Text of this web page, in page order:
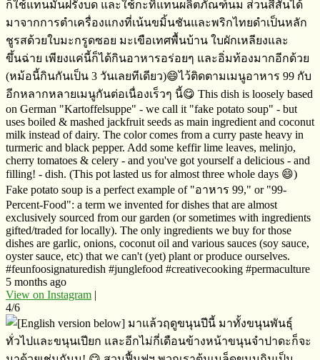
ก็ใช้แทนมันฝรั่ง​บด และใช้กะทิแทนผลิตภัณฑ์​นม​ ส่วนสีสันได้
มาจากการตำเครื่องแกงที่เน้นขมิ้นชันและพริกไทยดำ​เป็นหลัก
ชูรสด้วยใบมะกรูดซอย​ มะเขือเทศพื้นบ้าน​ ใบผักเหลียงและ
ขึ้นฉ่าย​ เพียงแค่นี้ก็ได้กินอาหารอร่อยๆ​ และอิ่มท้องมากอีกด้วย
(หม้อนี้กินกันเป็น​ 3 วันเลยทีเดียว)😄ไว้ติดตามเมนูอาหาร​ 99 กับ
อีกหลากหลายเมนูกันต่อเนื่องเร็วๆ​ นี้😋 This dish is loosely based
on German "Kartoffelsuppe" - we call it "fake potato soup" - but
uses boiled & mashed jackfruit seeds as main ingredient and coconut
milk instead of dairy. The color comes from a curry paste heavy in
turmeric and black pepper. Add some keffir lime leaves, melinjo,
cherry tomatoes & celery - and you've got yourself a delicious - and
filling! - dish. (This pot lasted us for almost three whole days 😄)
Fake potato soup is a perfect example of "อาหาร​ 99," or "99-
Percent-Food": a term we invented for dishes that are almost
exclusively sourced from our garden (or sometimes with ingredients
gifted/traded for locally). The only ingredients we buy for those
dishes are garlic, onions, coconut oil and various sauces (soy sauce,
oyster sauce, etc) that we can't (yet) plant or produce ourselves.
#feunfoosignaturedish #junglefood #creativecooking #permaculture
5 months ago
View on Instagram |
4/6